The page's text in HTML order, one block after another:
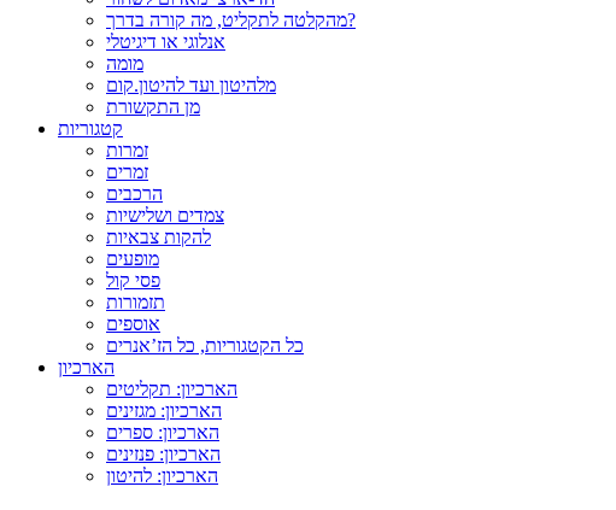
מהקלטה לתקליט, מה קורה בדרך?
אנלוגי או דיגיטלי
מומה
מלהיטון ועד להיטון.קום
מן התקשורת
קטגוריות
זמרות
זמרים
הרכבים
צמדים ושלישיות
להקות צבאיות
מופעים
פסי קול
תזמורות
אוספים
כל הקטגוריות, כל הז’אנרים
הארכיון
הארכיון: תקליטים
הארכיון: מגזינים
הארכיון: ספרים
הארכיון: פנזינים
הארכיון: להיטון